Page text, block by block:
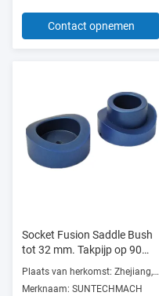
Contact opnemen
Socket Fusion Saddle Bush
tot 32 mm. Takpijp op 90
Plaats van herkomst: Zhejiang, China
Merknaam: SUNTECHMACH